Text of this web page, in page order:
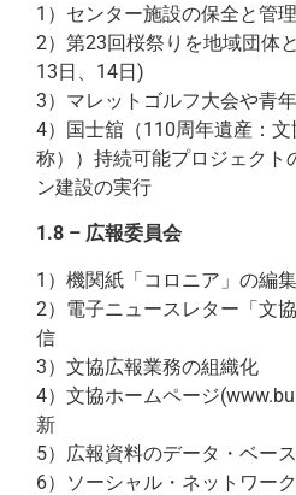
1）センター施設の保全と管理
2）第23回桜祭りを地域団体
13日、14日)
3）マレットゴルフ大会や青
4）国士舘（110周年遺産：
称））持続可能プロジェクト
ン建設の実行
1.8 – 広報委員会
1）機関紙「コロニア」の編
2）電子ニュースレター「文
信
3）文協広報業務の組織化
4）文協ホームページ
新
5）広報資料のデータ・ベー
6）ソーシャル・ネットワー